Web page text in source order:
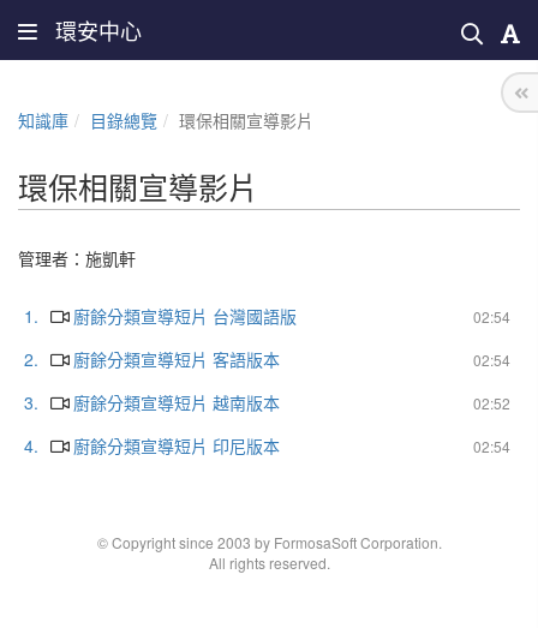
環安中心
知識庫 目錄總覽 環保相關宣導影片
環保相關宣導影片
管理者： 施凱軒
1. 02:54
廚餘分類宣導短片 台灣國語版
2.
02:54
廚餘分類宣導短片 客語版本
3.
02:52
廚餘分類宣導短片 越南版本
4.
02:54
廚餘分類宣導短片 印尼版本
© Copyright since 2003 by FormosaSoft Corporation.
All rights reserved.